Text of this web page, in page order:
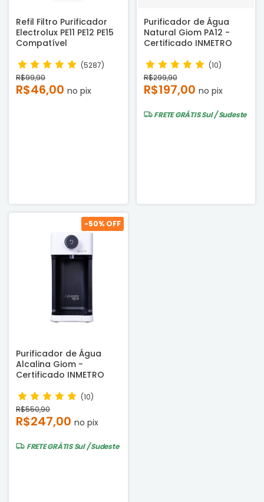
Refil Filtro Purificador
Electrolux PE11 PE12 PE15
Compatível
(5287)
R$99,90
R$46,00 no pix
Purificador de Água
Natural Giom PA12 -
Certificado INMETRO
(10)
R$299,90
R$197,00 no pix
FRETE GRÁTISSul / Sudeste
-50% OFF
Purificador de Água
Alcalina Giom -
Certificado INMETRO
(10)
R$550,90
R$247,00 no pix
FRETE GRÁTISSul / Sudeste